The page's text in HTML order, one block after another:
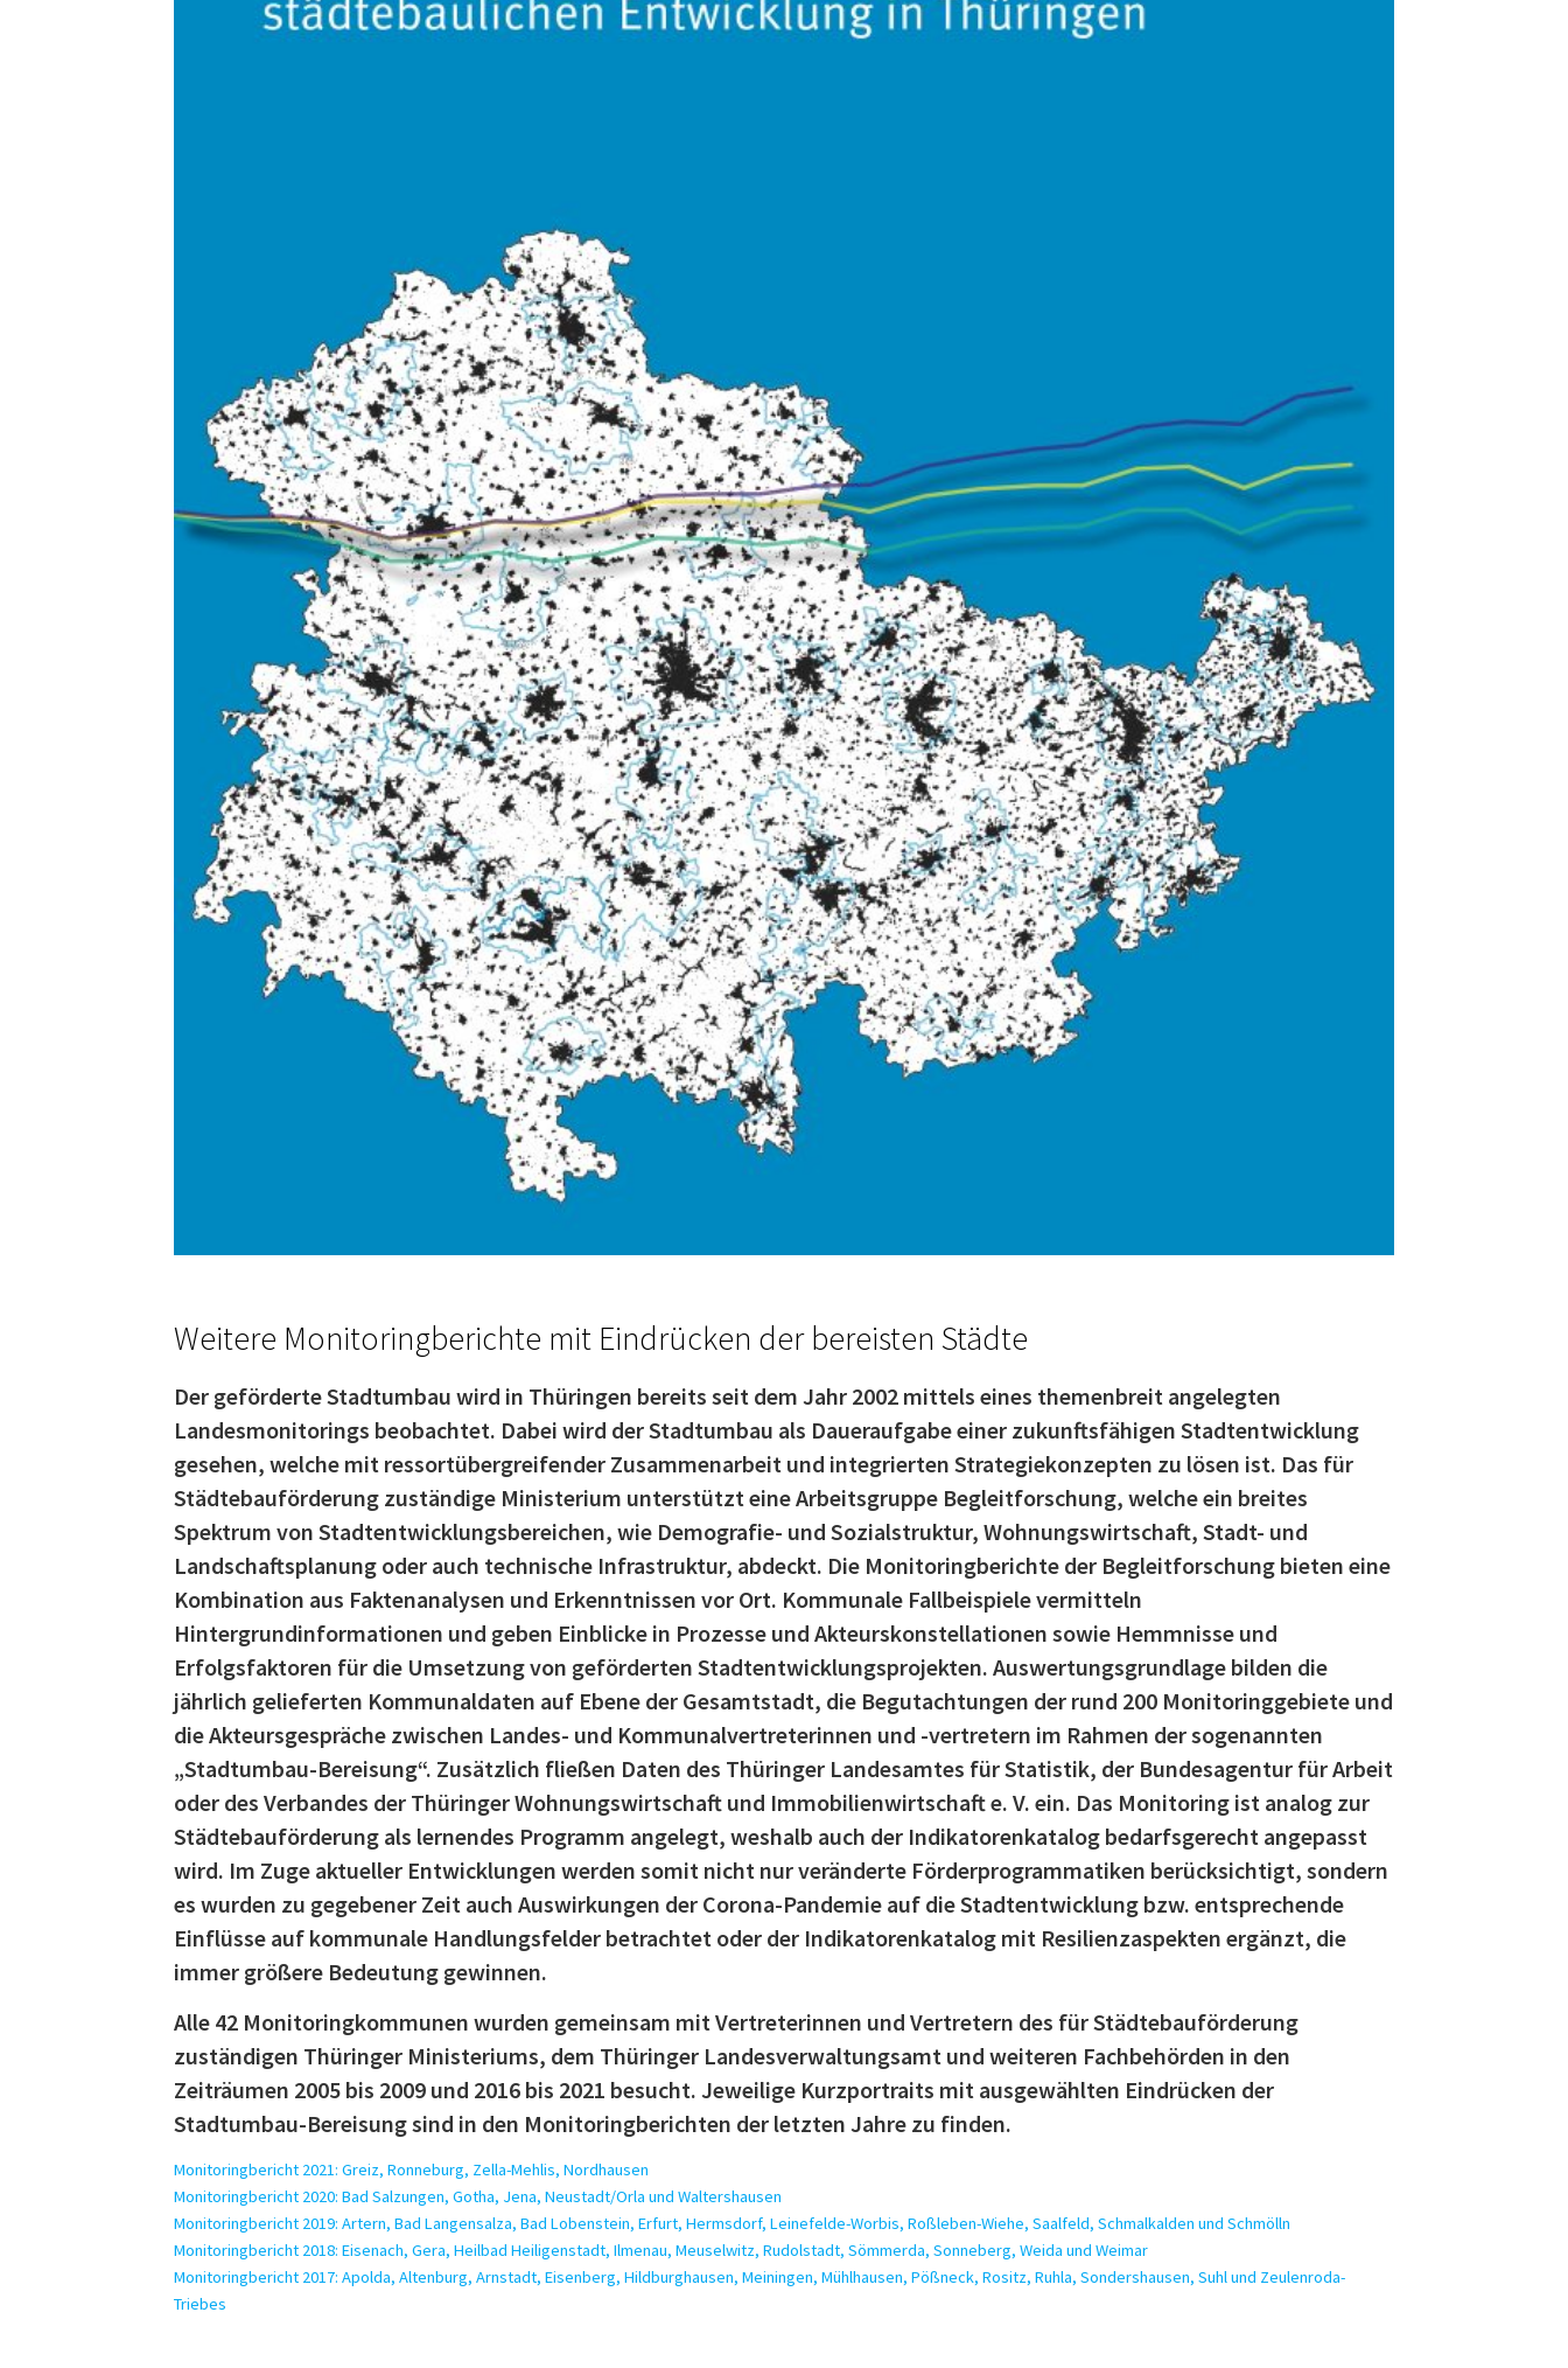
Weitere Monitoringberichte mit Eindrücken der bereisten Städte
Der geförderte Stadtumbau wird in Thüringen bereits seit dem Jahr 2002 mittels eines themenbreit angelegten
Landesmonitorings beobachtet. Dabei wird der Stadtumbau als Daueraufgabe einer zukunftsfähigen Stadtentwicklung
gesehen, welche mit ressortübergreifender Zusammenarbeit und integrierten Strategiekonzepten zu lösen ist. Das für
Städtebauförderung zuständige Ministerium unterstützt eine Arbeitsgruppe Begleitforschung, welche ein breites
Spektrum von Stadtentwicklungsbereichen, wie Demografie- und Sozialstruktur, Wohnungswirtschaft, Stadt- und
Landschaftsplanung oder auch technische Infrastruktur, abdeckt. Die Monitoringberichte der Begleitforschung bieten eine
Kombination aus Faktenanalysen und Erkenntnissen vor Ort. Kommunale Fallbeispiele vermitteln
Hintergrundinformationen und geben Einblicke in Prozesse und Akteurskonstellationen sowie Hemmnisse und
Erfolgsfaktoren für die Umsetzung von geförderten Stadtentwicklungsprojekten. Auswertungsgrundlage bilden die
jährlich gelieferten Kommunaldaten auf Ebene der Gesamtstadt, die Begutachtungen der rund 200 Monitoringgebiete und
die Akteursgespräche zwischen Landes- und Kommunalvertreterinnen und -vertretern im Rahmen der sogenannten
„Stadtumbau-Bereisung“. Zusätzlich fließen Daten des Thüringer Landesamtes für Statistik, der Bundesagentur für Arbeit
oder des Verbandes der Thüringer Wohnungswirtschaft und Immobilienwirtschaft e. V. ein. Das Monitoring ist analog zur
Städtebauförderung als lernendes Programm angelegt, weshalb auch der Indikatorenkatalog bedarfsgerecht angepasst
wird. Im Zuge aktueller Entwicklungen werden somit nicht nur veränderte Förderprogrammatiken berücksichtigt, sondern
es wurden zu gegebener Zeit auch Auswirkungen der Corona-Pandemie auf die Stadtentwicklung bzw. entsprechende
Einflüsse auf kommunale Handlungsfelder betrachtet oder der Indikatorenkatalog mit Resilienzaspekten ergänzt, die
immer größere Bedeutung gewinnen.
Alle 42 Monitoringkommunen wurden gemeinsam mit Vertreterinnen und Vertretern des für Städtebauförderung
zuständigen Thüringer Ministeriums, dem Thüringer Landesverwaltungsamt und weiteren Fachbehörden in den
Zeiträumen 2005 bis 2009 und 2016 bis 2021 besucht. Jeweilige Kurzportraits mit ausgewählten Eindrücken der
Stadtumbau-Bereisung sind in den Monitoringberichten der letzten Jahre zu finden.
Monitoringbericht 2021: Greiz, Ronneburg, Zella-Mehlis, Nordhausen
Monitoringbericht 2020: Bad Salzungen, Gotha, Jena, Neustadt/Orla und Waltershausen
Monitoringbericht 2019: Artern, Bad Langensalza, Bad Lobenstein, Erfurt, Hermsdorf, Leinefelde-Worbis, Roßleben-Wiehe, Saalfeld, Schmalkalden und Schmölln
Monitoringbericht 2018: Eisenach, Gera, Heilbad Heiligenstadt, Ilmenau, Meuselwitz, Rudolstadt, Sömmerda, Sonneberg, Weida und Weimar
Monitoringbericht 2017: Apolda, Altenburg, Arnstadt, Eisenberg, Hildburghausen, Meiningen, Mühlhausen, Pößneck, Rositz, Ruhla, Sondershausen, Suhl und Zeulenroda-
Triebes